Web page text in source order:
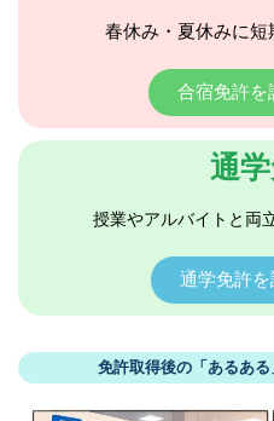
春休み・夏休みに
合宿免許を
通
授業やアルバイトと両
通学免許
免許取得後の「あるあ